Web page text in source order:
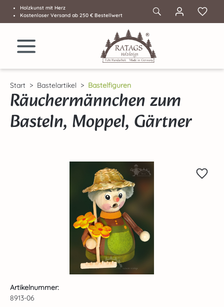
Zum Hauptinhalt springen
Holzkunst mit Herz
Kostenloser Versand ab 250 € Bestellwert
Start Bastelartikel Bastelfiguren
Räuchermännchen zum
Basteln, Moppel, Gärtner
Artikelnummer:
8913-06